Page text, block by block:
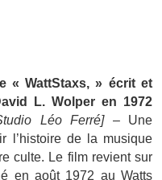
« WattStaxs, » écrit et
L. Wolper en 1972
Léo Ferré]– Une
l’histoire de la musique
culte. Le film revient sur
en août 1972 au Watts